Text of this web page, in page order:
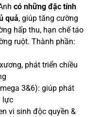
có những đặc tính
quả, giúp tăng cường
hấp thu, hạn chế táo
ruột. Thành phần:
phát triển chiều
3&6): giúp phát
lực
vi sinh độc quyền &